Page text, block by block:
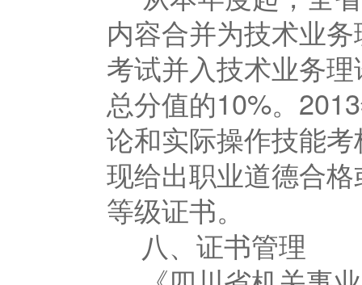
内容合并为技术业
考试并入技术业务
总分值的10%。
论和实际操作技能
现给出职业道德合
等级证书。
八、证书管理